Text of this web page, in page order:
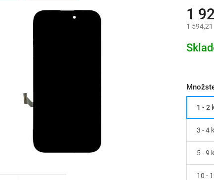
1
1
cena:
1 - 2
3 - 4
5 - 9
10 -